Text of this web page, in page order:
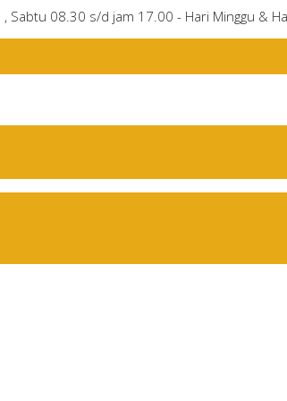
Sabtu 08.30 s/d jam 17.00 - Hari Minggu &